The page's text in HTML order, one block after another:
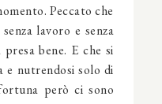
Peccato che
lavoro e senza
bene. E che si
e nutrendosi solo di
però ci sono